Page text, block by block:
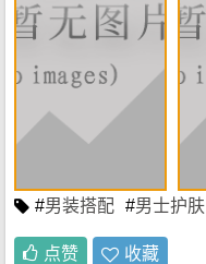
#男装搭配 #男士护肤
点赞 收藏